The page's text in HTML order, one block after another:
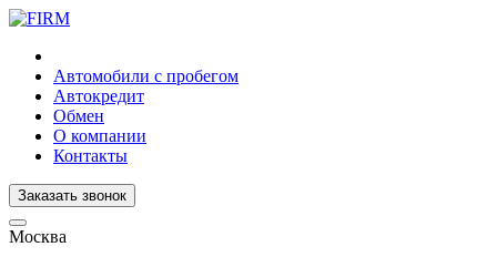
Автомобили с пробегом
Автокредит
Обмен
О компании
Контакты
Заказать звонок
Москва